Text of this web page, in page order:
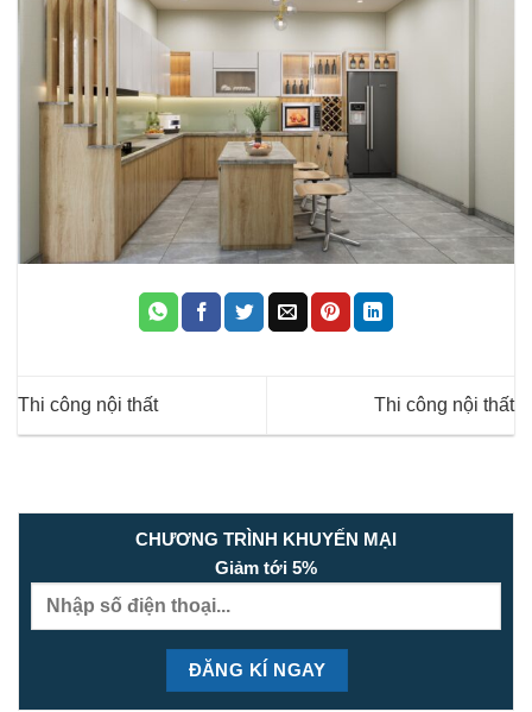
Thi công nội thất Thi công nội thất
CHƯƠNG TRÌNH KHUYẾN MẠI
Giảm tới 5%